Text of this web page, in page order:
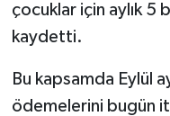
çocuklar için aylık 5
kaydetti.
Bu kapsamda Eylül
ödemelerini bugün